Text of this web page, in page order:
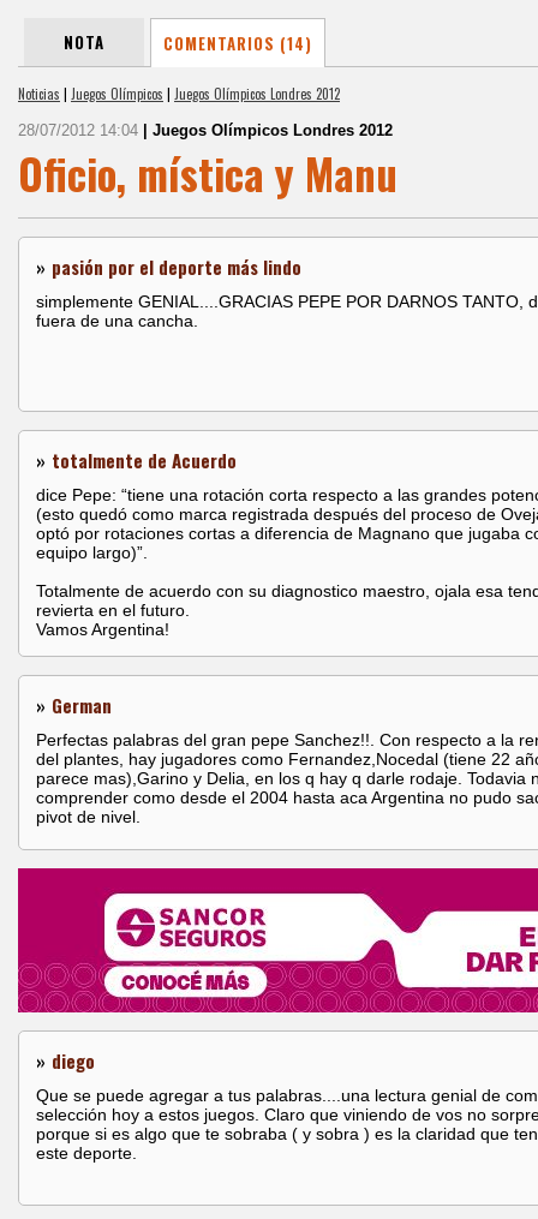
NOTA COMENTARIOS (14)
Noticias | Juegos Olímpicos | Juegos Olímpicos Londres 2012
28/07/2012 14:04 | Juegos Olímpicos Londres 2012
Oficio, mística y Manu
» pasión por el deporte más lindo
simplemente GENIAL....GRACIAS PEPE POR DARNOS TANTO,
fuera de una cancha.
» totalmente de Acuerdo
dice Pepe: “tiene una rotación corta respecto a las grandes
(esto quedó como marca registrada después del proceso de
optó por rotaciones cortas a diferencia de Magnano que jugaba
equipo largo)”.
Totalmente de acuerdo con su diagnostico maestro, ojala esa
revierta en el futuro.
Vamos Argentina!
» German
Perfectas palabras del gran pepe Sanchez!!. Con respecto a la
del plantes, hay jugadores como Fernandez,Nocedal (tiene 22
parece mas),Garino y Delia, en los q hay q darle rodaje. Todavia
comprender como desde el 2004 hasta aca Argentina no pudo
pivot de nivel.
» diego
Que se puede agregar a tus palabras....una lectura genial de
selección hoy a estos juegos. Claro que viniendo de vos no
porque si es algo que te sobraba ( y sobra ) es la claridad que
este deporte.